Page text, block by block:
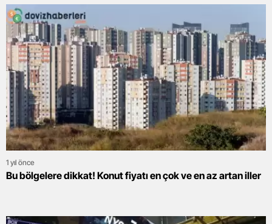
1 yıl önce
Bu bölgelere dikkat! Konut fiyatı en çok ve en az artan iller